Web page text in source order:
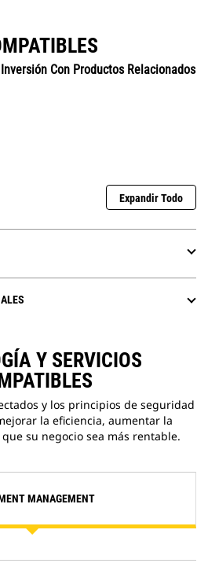
Con Productos Relacionados
Expandir Todo
Y SERVICIOS
y los principios de seguridad
la eficiencia, aumentar la
su negocio sea más rentable.
MANAGEMENT